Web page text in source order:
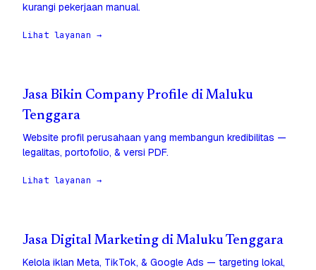
kurangi pekerjaan manual.
Lihat layanan →
Jasa Bikin Company Profile di Maluku
Tenggara
Website profil perusahaan yang membangun kredibilitas —
legalitas, portofolio, & versi PDF.
Lihat layanan →
Jasa Digital Marketing di Maluku Tenggara
Kelola iklan Meta, TikTok, & Google Ads — targeting lokal,